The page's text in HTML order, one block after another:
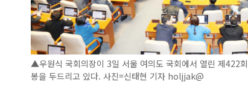
▲우원식 국회의장이 3일 서울 여의도 국회에서 열린 제422
봉을 두드리고 있다. 사진=신태현 기자 holjjak@